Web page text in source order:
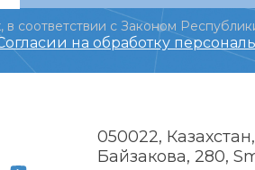
с Законом
на обработку
050022,
Байзакова, 280,